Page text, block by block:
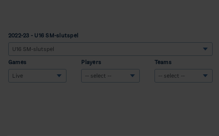
2022-23 - U16 SM-slutspel
Games Players Teams